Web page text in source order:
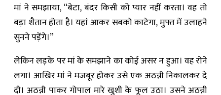
मां ने समझाया, “बेटा, बंदर किसी को प्यार नहीं करता। वह तो
बड़ा शैतान होता है। यहां आकर सबको काटेगा, मुफ्त में उलाहने
सुनने पड़ेंगे।”
लेकिन लड़के पर मां के समझाने का कोई असर न हुआ। वह रोने
लगा। आखिर मां ने मजबूर होकर उसे एक अठन्नी निकालकर दे
दी। अठन्नी पाकर गोपाल मारे खुशी के फूल उठा। उसने अठन्नी